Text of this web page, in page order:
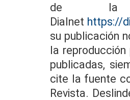
de la
Dialnet https://
su publicación
la
publicadas,
cite la fuente
Revista.